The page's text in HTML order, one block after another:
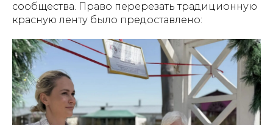
сообщества. Право перерезать традиционную
красную ленту было предоставлено: